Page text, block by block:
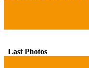
Last Photos